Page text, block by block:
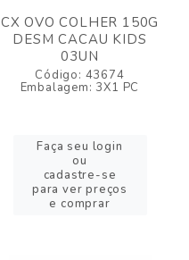
CX OVO COLHER 150G
DESM CACAU KIDS
03UN
Código: 43674
Embalagem: 3X1 PC
Faça seu login
ou
cadastre-se
para ver preços
e comprar